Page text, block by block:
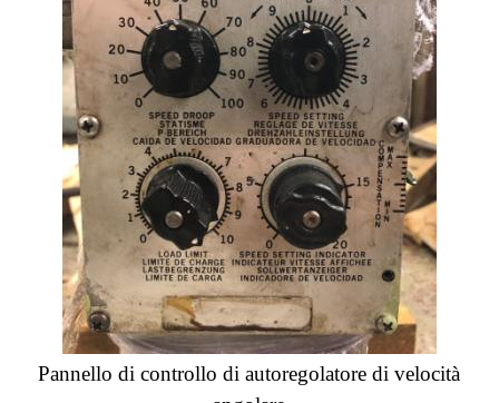
Pannello di controllo di autoregolatore di velocità